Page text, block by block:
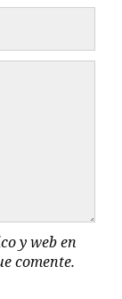
y web en
comente.